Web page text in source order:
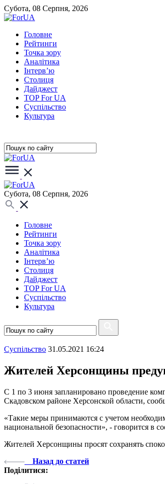
Субота, 08 Серпня, 2026
Головне
Рейтинги
Точка зору
Аналітика
Інтерв’ю
Столиця
Дайджест
TOP For UA
Суспiльство
Культура
Субота, 08 Серпня, 2026
Головне
Рейтинги
Точка зору
Аналітика
Інтерв’ю
Столиця
Дайджест
TOP For UA
Суспiльство
Культура
Суспiльство 31.05.2021 16:24
Жителей Херсонщины
С 1 по 3 июня запланировано проведение
Скадовском районе Херсонской области,
«Такие меры принимаются с учетом
национальной безопасности», - говорится в
Жителей Херсонщины просят сохранять
Назад до статей
Поділитися: